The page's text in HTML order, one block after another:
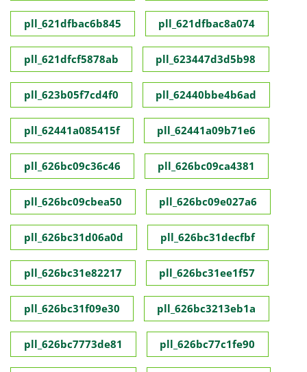
pll_621dfbac6b845 pll_621dfbac8a074
pll_621dfcf5878ab pll_623447d3d5b98
pll_623b05f7cd4f0 pll_62440bbe4b6ad
pll_62441a085415f pll_62441a09b71e6
pll_626bc09c36c46 pll_626bc09ca4381
pll_626bc09cbea50 pll_626bc09e027a6
pll_626bc31d06a0d pll_626bc31decfbf
pll_626bc31e82217 pll_626bc31ee1f57
pll_626bc31f09e30 pll_626bc3213eb1a
pll_626bc7773de81 pll_626bc77c1fe90